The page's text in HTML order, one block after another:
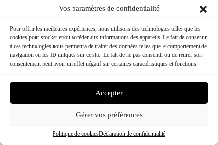
Vos paramètres de confidentialité
Pour offrir les meilleures expériences, nous utilisons des technologies telles que les
cookies pour stocker et/ou accéder aux informations des appareils. Le fait de consentir
à ces technologies nous permettra de traiter des données telles que le comportement de
navigation ou les ID uniques sur ce site. Le fait de ne pas consentir ou de retirer son
consentement peut avoir un effet négatif sur certaines caractéristiques et fonctions.
Accepter
Gérer vos préférences
Politique de cookiesDéclaration de confidentialité
CTC FORMATION © 2026 – TOUS DROITS RÉSERVÉS
MENTIONS LÉGALES